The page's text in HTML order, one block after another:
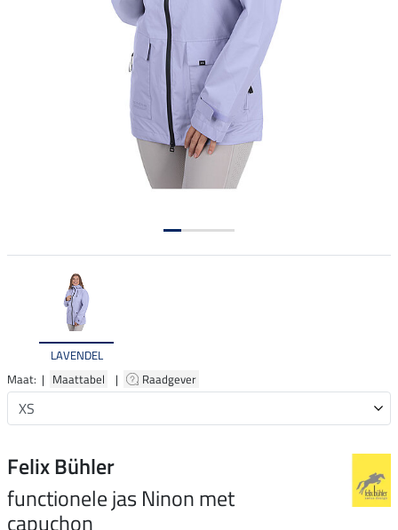
LAVENDEL
Maat: | Maattabel | Raadgever
Felix Bühler
functionele jas Ninon met
capuchon